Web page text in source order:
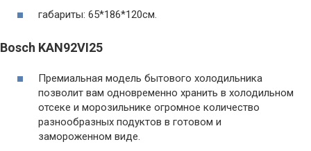
габариты: 65*186*120см.
Bosch KAN92VI25
Премиальная модель бытового холодильника
позволит вам одновременно хранить в холодильном
отсеке и морозильнике огромное количество
разнообразных подуктов в готовом и
замороженном виде.